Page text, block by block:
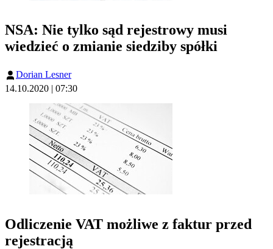
NSA: Nie tylko sąd rejestrowy musi
wiedzieć o zmianie siedziby spółki
Dorian Lesner
14.10.2020 | 07:30
Odliczenie VAT możliwe z faktur przed
rejestracją